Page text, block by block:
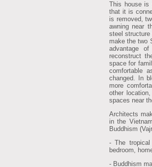
This house is
that it is
is removed,
awning near
steel structure
make the two
advantage
reconstruct
space for
comfortable
changed. In
more
other
spaces near
Architects
in the
Buddhism
- The
bedroom,
- Buddhism